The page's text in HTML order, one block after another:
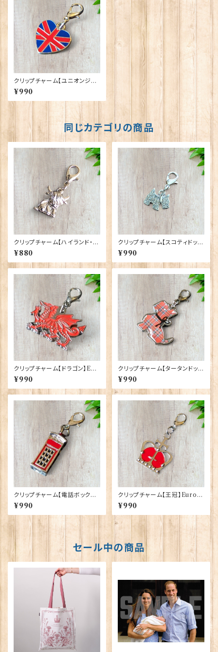
クリップチャーム【ユニオンジャ
ック】Euro Stick 90193-A〔U
COC2〕
¥990
同じカテゴリの商品
クリップチャーム【ハイランド・カ
ウ】Euro Stick 90193-J〔CA
HC06〕
¥880
クリップチャーム【スコティドッ
グ】Euro Stick 90193-G〔SC
OC3〕
¥990
クリップチャーム【ドラゴン】Eur
o Stick 90193-I〔WCOC2〕
¥990
クリップチャーム【タータンドッ
グ】Euro Stick 90193-F〔TS
COC4〕
¥990
クリップチャーム【電話ボックス】
Euro Stick 90193-D〔UCO
C9〕
¥990
クリップチャーム【王冠】Euro S
tick 90193-B
¥990
セール中の商品